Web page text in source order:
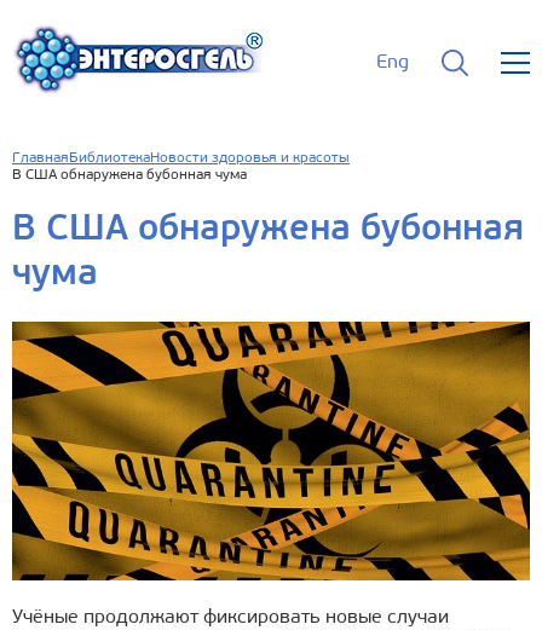
Eng
Главная БиблиотекаНовости здоровья и красоты
В США обнаружена бубонная чума
В США обнаружена бубонная
чума
Учёные продолжают фиксировать новые случаи